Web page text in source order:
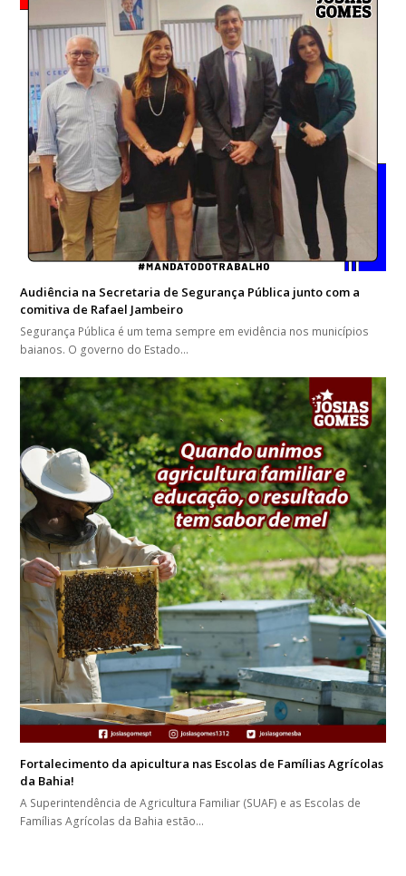
Audiência na Secretaria de Segurança Pública junto com a
comitiva de Rafael Jambeiro
Segurança Pública é um tema sempre em evidência nos municípios
baianos. O governo do Estado…
Fortalecimento da apicultura nas Escolas de Famílias Agrícolas
da Bahia!
A Superintendência de Agricultura Familiar (SUAF) e as Escolas de
Famílias Agrícolas da Bahia estão…